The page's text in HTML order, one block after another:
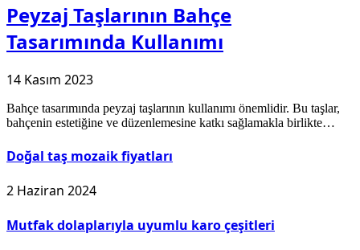
Peyzaj Taşlarının Bahçe
Tasarımında Kullanımı
14 Kasım 2023
Bahçe tasarımında peyzaj taşlarının kullanımı önemlidir. Bu taşlar,
bahçenin estetiğine ve düzenlemesine katkı sağlamakla birlikte…
Doğal taş mozaik fiyatları
2 Haziran 2024
Mutfak dolaplarıyla uyumlu karo çeşitleri